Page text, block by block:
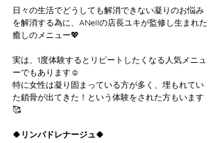
日々の生活でどうしても解消できない凝りのお悩み
を解消する為に、ANellの店長ユキが監修し生まれた
癒しのメニュー💖
実は、1度体験するとリピートしたくなる人気メニュ
ーでもあります☺️
特に女性は凝り固まっている方が多く、埋もれてい
た鎖骨が出てきた！という体験をされた方もいます
🥰
🍀リンパドレナージュ🍀